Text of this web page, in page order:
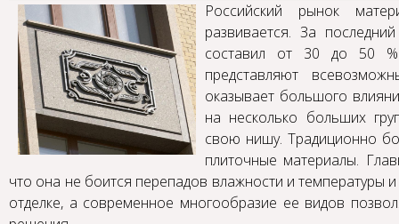
Российский рынок
развивается. За
составил от 30 до 50
представляют
оказывает большого
на несколько больших
свою нишу. Традиционно
плиточные материалы.
что она не боится перепадов влажности и температуры
отделке, а современное многообразие ее видов